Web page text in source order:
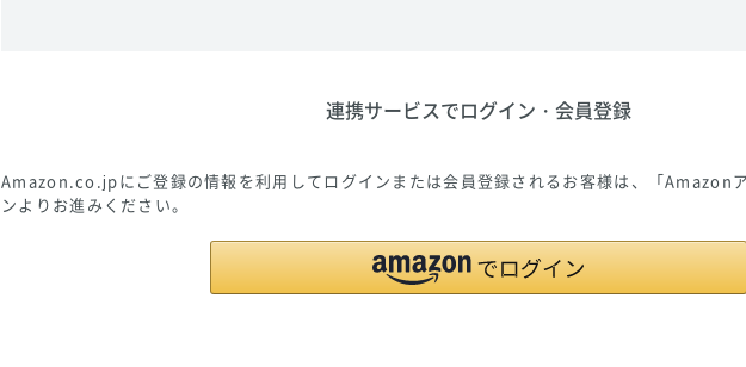
連携サービスでログイン・会員登録
Amazon.co.jpにご登録の情報を利用してログインまたは会員登録されるお客様は、「Amazon
ンよりお進みください。